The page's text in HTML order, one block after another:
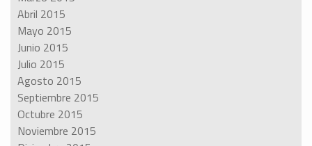
Abril 2015
Mayo 2015
Junio 2015
Julio 2015
Agosto 2015
Septiembre 2015
Octubre 2015
Noviembre 2015